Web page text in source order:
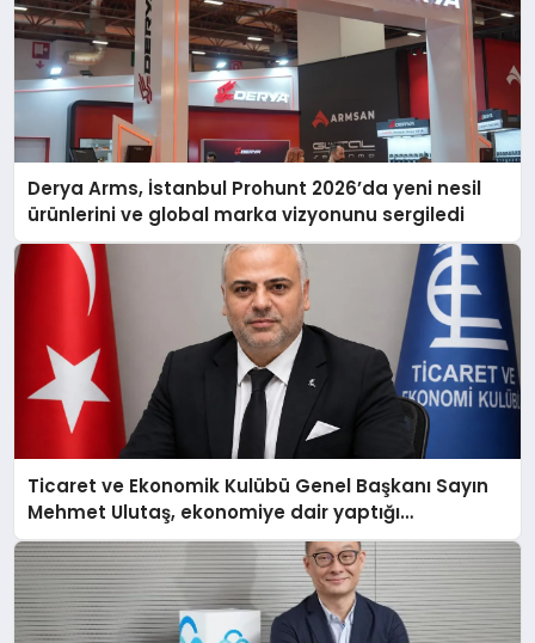
Derya Arms, İstanbul Prohunt 2026’da yeni nesil
ürünlerini ve global marka vizyonunu sergiledi
Ticaret ve Ekonomik Kulübü Genel Başkanı Sayın
Mehmet Ulutaş, ekonomiye dair yaptığı
açıklamada şunları kaydetti: